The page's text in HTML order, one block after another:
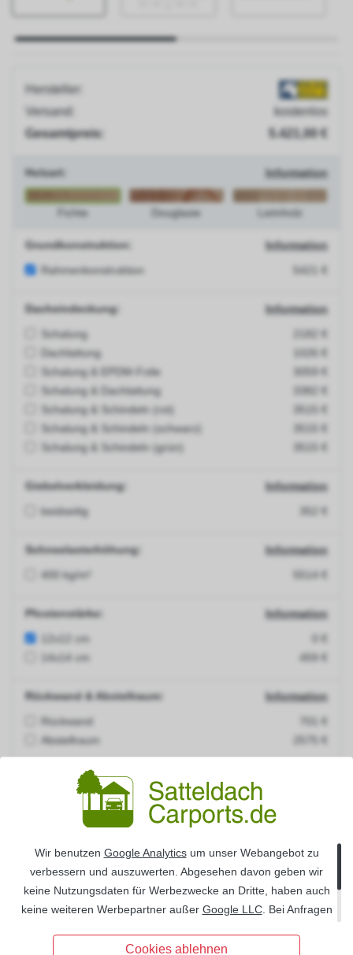
Hersteller:
Versand:
kostenlos
Gesamtpreis:
5.421,00 €
Holzart: Information
Fichte Douglasie Leimholz
Grundkonstruktion:
Information
Rahmenkonstruktion
5421 €
Dacheindeckung:
Information
Schalung
Dachlattung
Schalung & EPDM-Folie
Schalung & Dachlattung
3382 €
Schalung & Schindeln (rot)
Schalung & Schindeln (schwarz)
Schalung & Schindeln (grün)
Giebelverkleidung:
Information
beidseitig
Schneelasterhöhung:
Information
400 kg/m²
5514 €
Pfostenstärke:
Information
12x12 cm
14x14 cm
459 €
Rückwand & Abstellraum:
Information
Rückwand
Abstellraum
Seitenwand :
Seitenwand links
Seitenwand rechts
H-Pfostenanker:
Information
Set H-Pfostenanker 12x12 cm
120 €
Set H-Pfostenanker 14x14 cm
204 €
Montageservice
Wir benutzen Google Analyticsum unser Webangebot zu
verbessern und auszuwerten. Abgesehen davon geben wir
keine Nutzungsdaten für Werbezwecke an Dritte, haben auch
keine weiteren Werbepartner außer Google LLC. Bei Anfragen
-konform auf deutschen Servern gespeichert
Cookies ablehnen